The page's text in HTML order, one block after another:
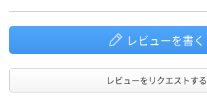
レビューを書く
レビューをリクエストする